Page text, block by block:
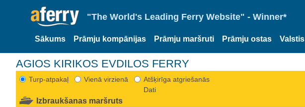
"The World's Leading Ferry Website" - Winner*
Sākums Prāmju kompānijas Prāmju maršruti Prāmju ostas Valstis
AGIOS KIRIKOS EVDILOS FERRY
Turp-atpakaļ Vienā virzienā
Atšķirīga atgriešanās
Dati
Izbraukšanas maršruts